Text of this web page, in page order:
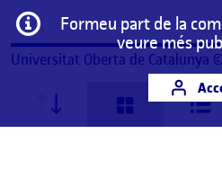
Informació
Formeu part de la
veure més
Universitat Oberta de Catalunya